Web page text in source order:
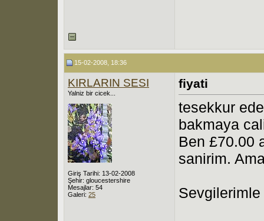
15-02-2008, 18:36
KIRLARIN SESI
Yalniz bir cicek...
Giriş Tarihi: 13-02-2008
Şehir: gloucestershire
Mesajlar: 54
Galeri: 25
fiyati
tesekkur
bakmaya
Ben £70.00
sanirim.
Sevgilerimle